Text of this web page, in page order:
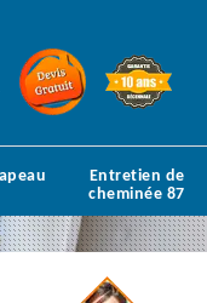
Entretien de
cheminée 87